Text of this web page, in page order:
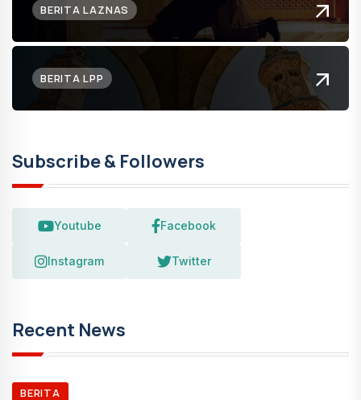
BERITA LAZNAS
BERITA LPP
Subscribe & Followers
Youtube Facebook
Instagram Twitter
Recent News
BERITA